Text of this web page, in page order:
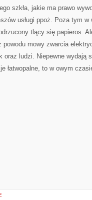
szkła, jakie ma prawo
usługi ppoż. Poza tym
tlący się papieros.
mowy zwarcia
oraz ludzi. Niepewne wydają
łatwopalne, to w owym